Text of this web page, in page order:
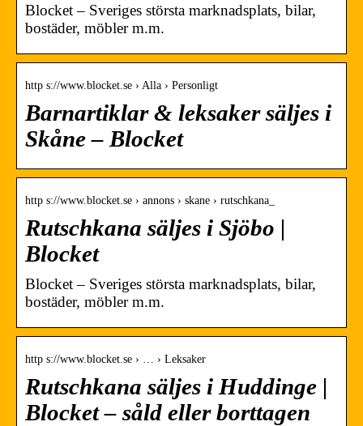
Blocket – Sveriges största marknadsplats, bilar,
bostäder, möbler m.m.
http s://www.blocket.se › Alla › Personligt
Barnartiklar & leksaker säljes i
Skåne – Blocket
http s://www.blocket.se › annons › skane › rutschkana_
Rutschkana säljes i Sjöbo |
Blocket
Blocket – Sveriges största marknadsplats, bilar,
bostäder, möbler m.m.
http s://www.blocket.se › … › Leksaker
Rutschkana säljes i Huddinge |
Blocket – såld eller borttagen